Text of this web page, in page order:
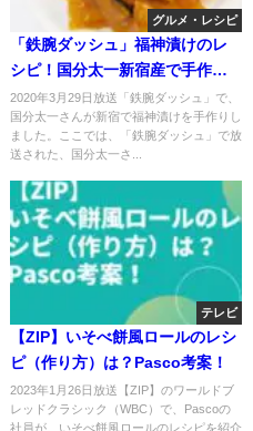
グルメ・レシピ
「鉄腕ダッシュ」福神漬けのレ
シピ！国分太一新宿産で手作
り！
2020年3月29日放送「鉄腕ダッシュ」で、
国分太一さんが新宿で福神漬けを手作りし
ました。ここでは、「鉄腕ダッシュ」で放
送された、国分太一さ...
テレビ
【ZIP】いそべ餅風ロールのレシ
ピ（作り方）は？Pasco考案！
2023年1月26日放送【ZIP】のワールドブ
レッドクラシック（WBC）で、Pascoの
社員が、いそべ餅風ロールのレシピを紹介